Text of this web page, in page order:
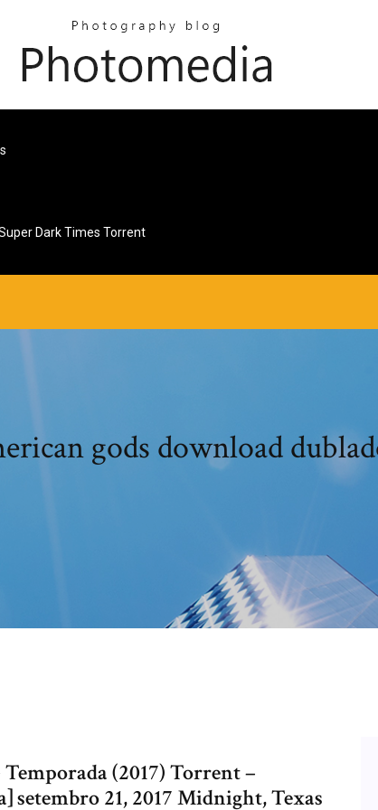
Dark Times Torrent
gods download
Temporada (2017) Torrent –
21, 2017 Midnight, Texas